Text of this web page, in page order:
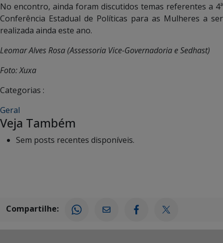
No encontro, ainda foram discutidos temas referentes a 4ª
Conferência Estadual de Políticas para as Mulheres a ser
realizada ainda este ano.
Leomar Alves Rosa (Assessoria Vice-Governadoria e Sedhast)
Foto: Xuxa
Categorias :
Geral
Veja Também
Sem posts recentes disponíveis.
Compartilhe: